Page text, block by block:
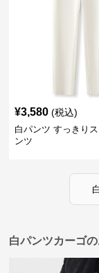
¥3,580 (税込)
白パンツ すっきり
ンツ
白パンツカーゴ